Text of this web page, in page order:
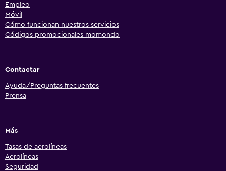
Empleo
Móvil
Cómo funcionan nuestros servicios
Códigos promocionales momondo
Contactar
Ayuda/Preguntas frecuentes
Prensa
Más
Tasas de aerolíneas
Aerolíneas
Seguridad